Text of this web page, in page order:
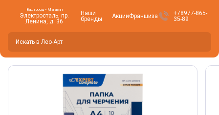
Ваш город • Магазин
Электросталь, пр.
Ленина, д. 36
Наши
бренды
АкцииФраншиза
+78977-865-
35-89
Фото товара